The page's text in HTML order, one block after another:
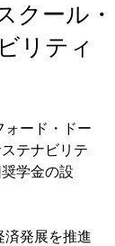
クール・
リティ
ォード・ドー
テナビリテ
学金の設
済発展を推進